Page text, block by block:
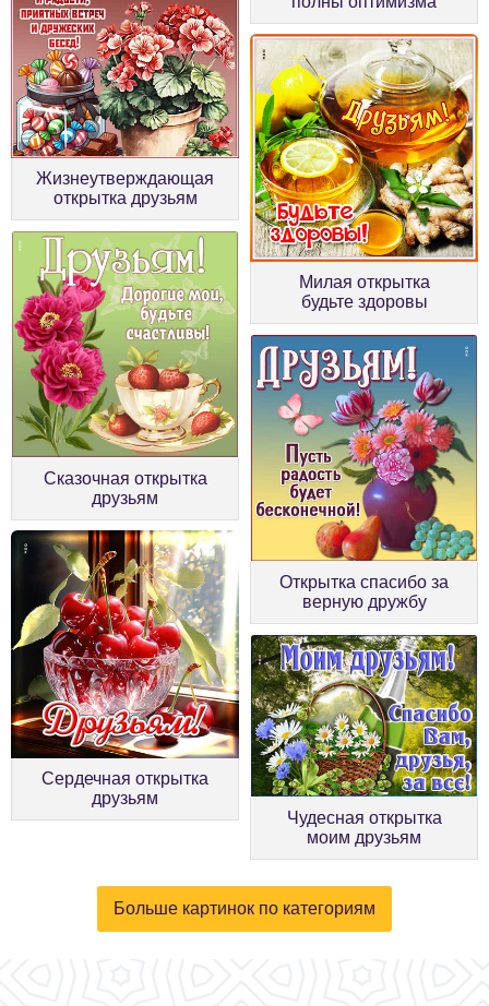
Жизнеутверждающая
открытка друзьям
Милая открытка
будьте здоровы
Сказочная открытка
друзьям
Открытка спасибо за
верную дружбу
Сердечная открытка
друзьям
Чудесная открытка
моим друзьям
Больше картинок по категориям